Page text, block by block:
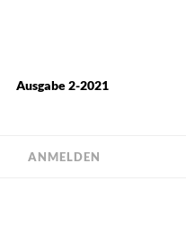
Ausgabe 2-2021
ANMELDEN